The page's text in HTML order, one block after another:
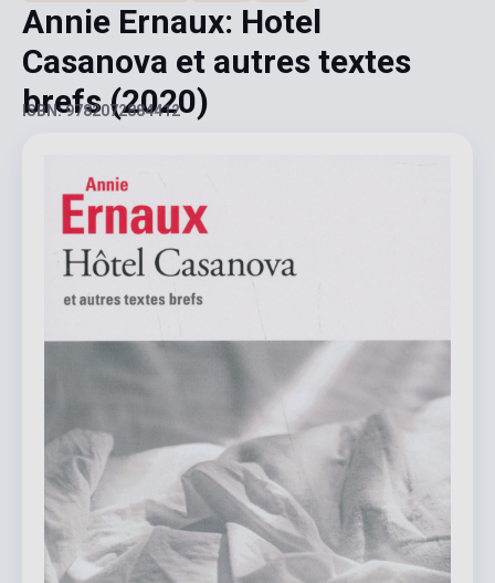
Annie Ernaux: Hotel
Casanova et autres textes
brefs(2020)
ISBN: 9782072884412